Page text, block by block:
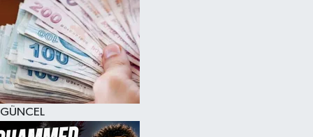
GÜNCEL
EKONOMİ
YAŞAM